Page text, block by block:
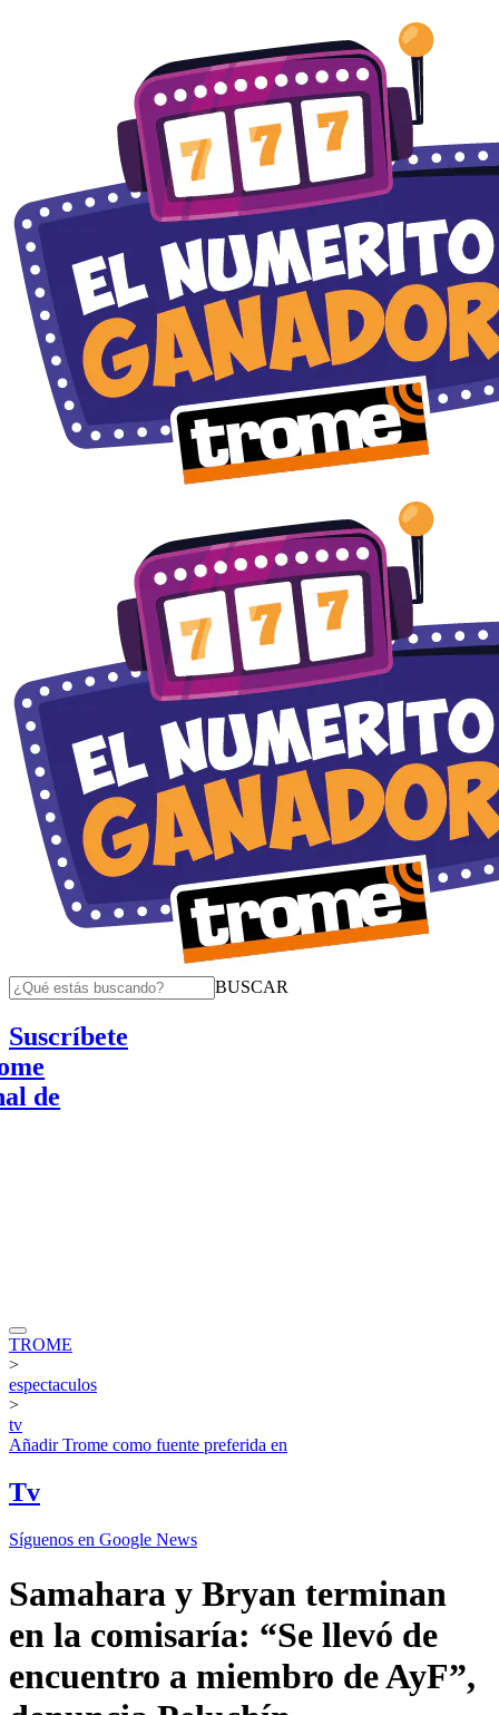
BUSCAR
Suscríbete
TROME
>
espectaculos
>
tv
AñadirTrome como fuente preferida en
Tv
Síguenos en Google News
Samahara y Bryan terminan
en la comisaría: “Se llevó de
encuentro a miembro de AyF”,